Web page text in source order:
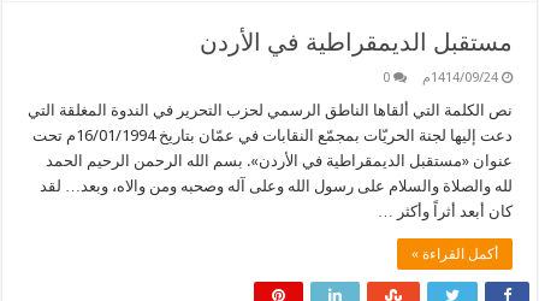
مستقبل الديمقراطية في الأردن
1414/09/24م 0
نص الكلمة التي ألقاها الناطق الرسمي لحزب التحرير في الندوة المغلقة التي
دعت إليها لجنة الحريّات بمجمّع النقابات في عمّان بتاريخ 16/01/1994م تحت
عنوان «مستقبل الديمقراطية في الأردن». بسم الله الرحمن الرحيم الحمد
لله والصلاة والسلام على رسول الله وعلى آله وصحبه ومن والاه، وبعد… لقد
كان أبعد أثراً وأكثر …
أكمل القراءة »